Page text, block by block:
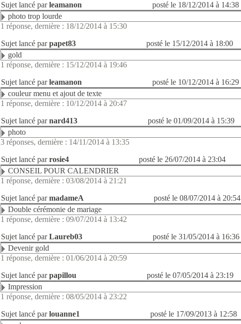
Sujet lancé parleamanon
posté le 18/12/2014 à 14:38
photo trop lourde
1 réponse, dernière : 18/12/2014 à 15:30
Sujet lancé parpapet83
posté le 15/12/2014 à 18:00
gold
1 réponse, dernière : 15/12/2014 à 19:46
Sujet lancé parleamanon
posté le 10/12/2014 à 16:29
couleur menu et ajout de texte
1 réponse, dernière : 10/12/2014 à 20:47
Sujet lancé parnard413
posté le 01/09/2014 à 15:39
photo
3 réponses, dernière : 14/11/2014 à 13:35
Sujet lancé parrosie4
posté le 26/07/2014 à 23:04
CONSEIL POUR CALENDRIER
1 réponse, dernière : 03/08/2014 à 21:21
Sujet lancé parmadameA
posté le 08/07/2014 à 20:54
Double cérémonie de mariage
1 réponse, dernière : 09/07/2014 à 13:42
Sujet lancé parLaureb03
posté le 31/05/2014 à 16:36
Devenir gold
1 réponse, dernière : 01/06/2014 à 20:59
Sujet lancé parpapillou
posté le 07/05/2014 à 23:19
Impression
1 réponse, dernière : 08/05/2014 à 23:22
Sujet lancé parlouanne1
posté le 17/09/2013 à 12:58